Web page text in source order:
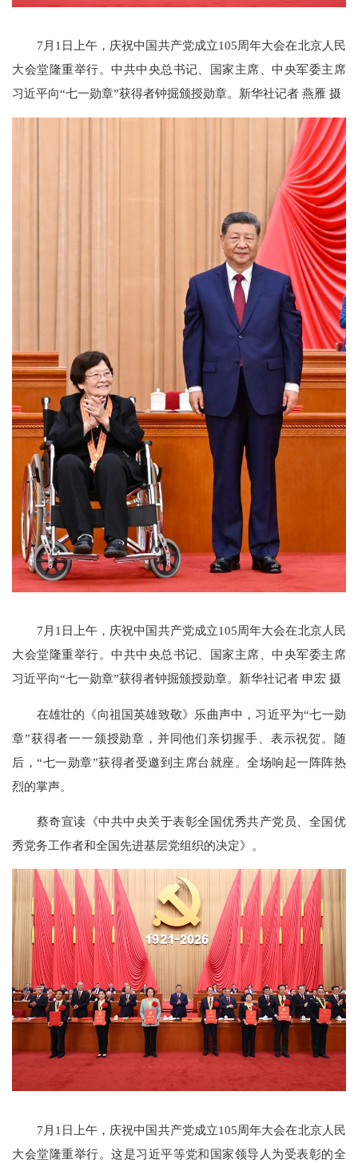
7月1日上午，庆祝中国共产党成立105周年大会在北京人民
大会堂隆重举行。中共中央总书记、国家主席、中央军委主席
习近平向“七一勋章”获得者钟掘颁授勋章。新华社记者 燕雁 摄
7月1日上午，庆祝中国共产党成立105周年大会在北京人民
大会堂隆重举行。中共中央总书记、国家主席、中央军委主席
习近平向“七一勋章”获得者钟掘颁授勋章。新华社记者 申宏 摄
在雄壮的《向祖国英雄致敬》乐曲声中，习近平为“七一勋
章”获得者一一颁授勋章，并同他们亲切握手、表示祝贺。随
后，“七一勋章”获得者受邀到主席台就座。全场响起一阵阵热
烈的掌声。
蔡奇宣读《中共中央关于表彰全国优秀共产党员、全国优
秀党务工作者和全国先进基层党组织的决定》。
7月1日上午，庆祝中国共产党成立105周年大会在北京人民
大会堂隆重举行。这是习近平等党和国家领导人为受表彰的全